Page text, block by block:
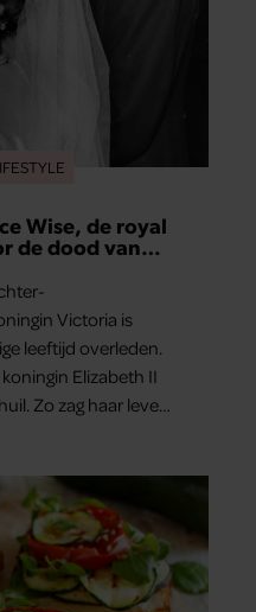
Wise, de royal
de dood van
Victoria is
leeftijd overleden.
Elizabeth II
Zo zag haar leven